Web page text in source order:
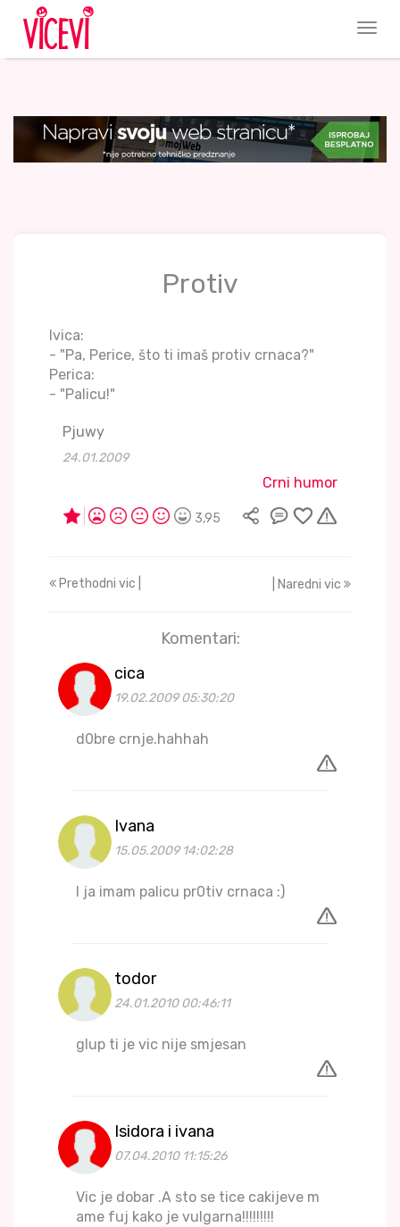
Protiv
Ivica:
- "Pa, Perice, što ti imaš protiv crnaca?"
Perica:
- "Palicu!"
Pjuwy
24.01.2009
Crni humor
3,95
Prethodni vic | | Naredni vic
Komentari:
cica
19.02.2009 05:30:20
d0bre crnje.hahhah
Ivana
15.05.2009 14:02:28
I ja imam palicu pr0tiv crnaca :)
todor
24.01.2010 00:46:11
glup ti je vic nije smjesan
Isidora i ivana
07.04.2010 11:15:26
Vic je dobar .A sto se tice cakijeve m
ame fuj kako je vulgarna!!!!!!!!!